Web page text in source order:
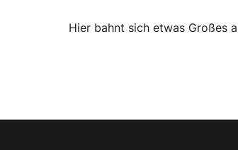
Hier bahnt sich etwas Großes